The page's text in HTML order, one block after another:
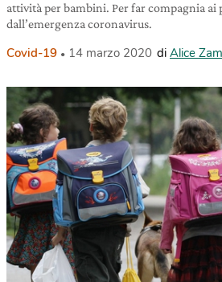
attività per bambini. Per far compagnia ai
dall’emergenza coronavirus.
Covid-19 14 marzo 2020 di Alice